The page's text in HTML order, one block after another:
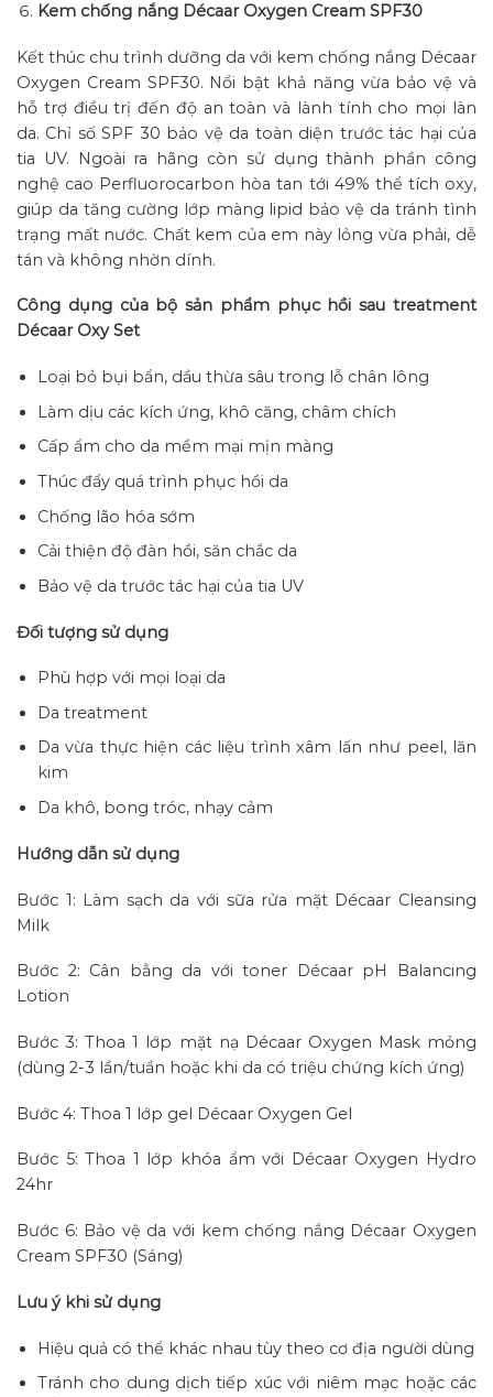
Kem chống nắng Décaar Oxygen Cream SPF30
Kết thúc chu trình dưỡng da với kem chống nắng Décaar
Oxygen Cream SPF30. Nổi bật khả năng vừa bảo vệ và
hỗ trợ điều trị đến độ an toàn và lành tính cho mọi làn
da. Chỉ số SPF 30 bảo vệ da toàn diện trước tác hại của
tia UV. Ngoài ra hãng còn sử dụng thành phần công
nghệ cao Perfluorocarbon hòa tan tới 49% thể tích oxy,
giúp da tăng cường lớp màng lipid bảo vệ da tránh tình
trạng mất nước. Chất kem của em này lỏng vừa phải, dễ
tán và không nhờn dính.
Công dụng của bộ sản phẩm phục hồi sau treatment
Décaar Oxy Set
Loại bỏ bụi bẩn, dầu thừa sâu trong lỗ chân lông
Làm dịu các kích ứng, khô căng, châm chích
Cấp ẩm cho da mềm mại mịn màng
Thúc đẩy quá trình phục hồi da
Chống lão hóa sớm
Cải thiện độ đàn hồi, săn chắc da
Bảo vệ da trước tác hại của tia UV
Đối tượng sử dụng
Phù hợp với mọi loại da
Da treatment
Da vừa thực hiện các liệu trình xâm lấn như peel, lăn
kim
Da khô, bong tróc, nhạy cảm
Hướng dẫn sử dụng
Bước 1: Làm sạch da với sữa rửa mặt Décaar Cleansing
Milk
Bước 2: Cân bằng da với toner Décaar pH Balancing
Lotion
Bước 3: Thoa 1 lớp mặt nạ Décaar Oxygen Mask mỏng
(dùng 2-3 lần/tuần hoặc khi da có triệu chứng kích ứng)
Bước 4: Thoa 1 lớp gel Décaar Oxygen Gel
Bước 5: Thoa 1 lớp khóa ẩm với Décaar Oxygen Hydro
24hr
Bước 6: Bảo vệ da với kem chống nắng Décaar Oxygen
Cream SPF30 (Sáng)
Lưu ý khi sử dụng
Hiệu quả có thể khác nhau tùy theo cơ địa người dùng
Tránh cho dung dịch tiếp xúc với niêm mạc hoặc các